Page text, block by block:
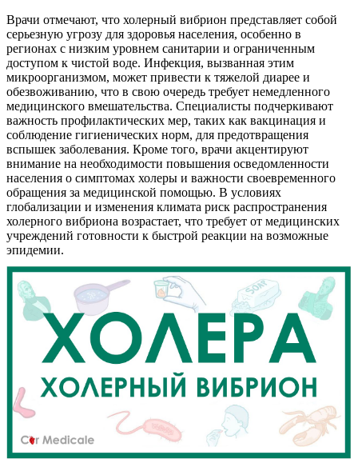
Врачи отмечают, что холерный вибрион представляет собой
серьезную угрозу для здоровья населения, особенно в
регионах с низким уровнем санитарии и ограниченным
доступом к чистой воде. Инфекция, вызванная этим
микроорганизмом, может привести к тяжелой диарее и
обезвоживанию, что в свою очередь требует немедленного
медицинского вмешательства. Специалисты подчеркивают
важность профилактических мер, таких как вакцинация и
соблюдение гигиенических норм, для предотвращения
вспышек заболевания. Кроме того, врачи акцентируют
внимание на необходимости повышения осведомленности
населения о симптомах холеры и важности своевременного
обращения за медицинской помощью. В условиях
глобализации и изменения климата риск распространения
холерного вибриона возрастает, что требует от медицинских
учреждений готовности к быстрой реакции на возможные
эпидемии.